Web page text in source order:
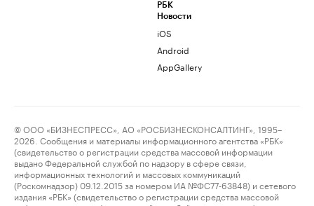
РБК
Новости
iOS
Android
AppGallery
© ООО «БИЗНЕСПРЕСС», АО «РОСБИЗНЕСКОНСАЛТИНГ», 1995–
2026. Сообщения и материалы информационного агентства «РБК»
(свидетельство о регистрации средства массовой информации
выдано Федеральной службой по надзору в сфере связи,
информационных технологий и массовых коммуникаций
(Роскомнадзор) 09.12.2015 за номером ИА №ФС77-63848) и сетевого
издания «РБК» (свидетельство о регистрации средства массовой